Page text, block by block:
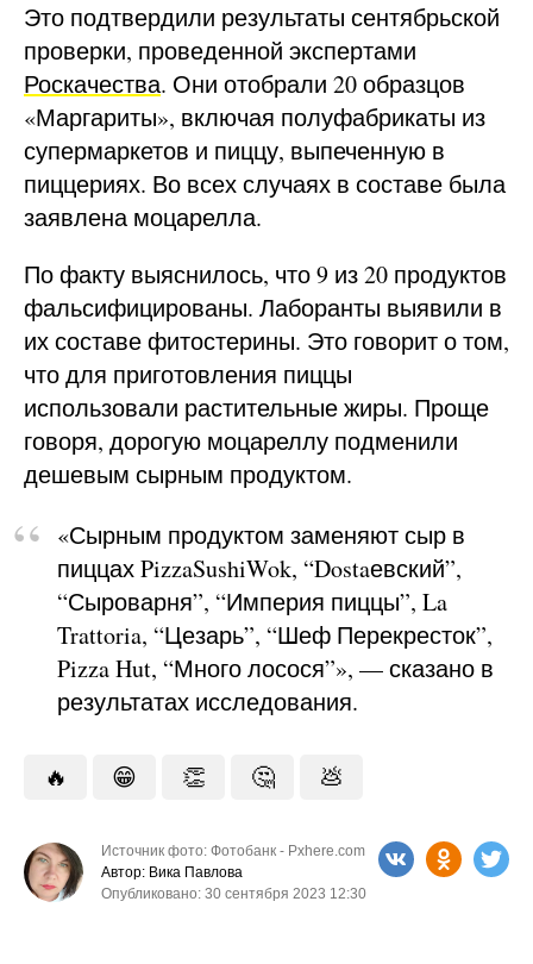
Это подтвердили результаты сентябрьской
проверки, проведенной экспертами
Роскачества. Они отобрали 20 образцов
«Маргариты», включая полуфабрикаты из
супермаркетов и пиццу, выпеченную в
пиццериях. Во всех случаях в составе была
заявлена моцарелла.
По факту выяснилось, что 9 из 20 продуктов
фальсифицированы. Лаборанты выявили в
их составе фитостерины. Это говорит о том,
что для приготовления пиццы
использовали растительные жиры. Проще
говоря, дорогую моцареллу подменили
дешевым сырным продуктом.
«Сырным продуктом заменяют сыр в
пиццах PizzaSushiWok, “Dostaевский”,
“Сыроварня”, “Империя пиццы”, La
Trattoria, “Цезарь”, “Шеф Перекресток”,
Pizza Hut, “Много лосося”», — сказано в
результатах исследования.
🔥 😁 👏 🤔 💩
Источник фото: Фотобанк - Pxhere.com
Автор: Вика Павлова
Опубликовано: 30 сентября 2023 12:30